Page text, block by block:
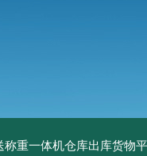
重一体机仓库出库货物